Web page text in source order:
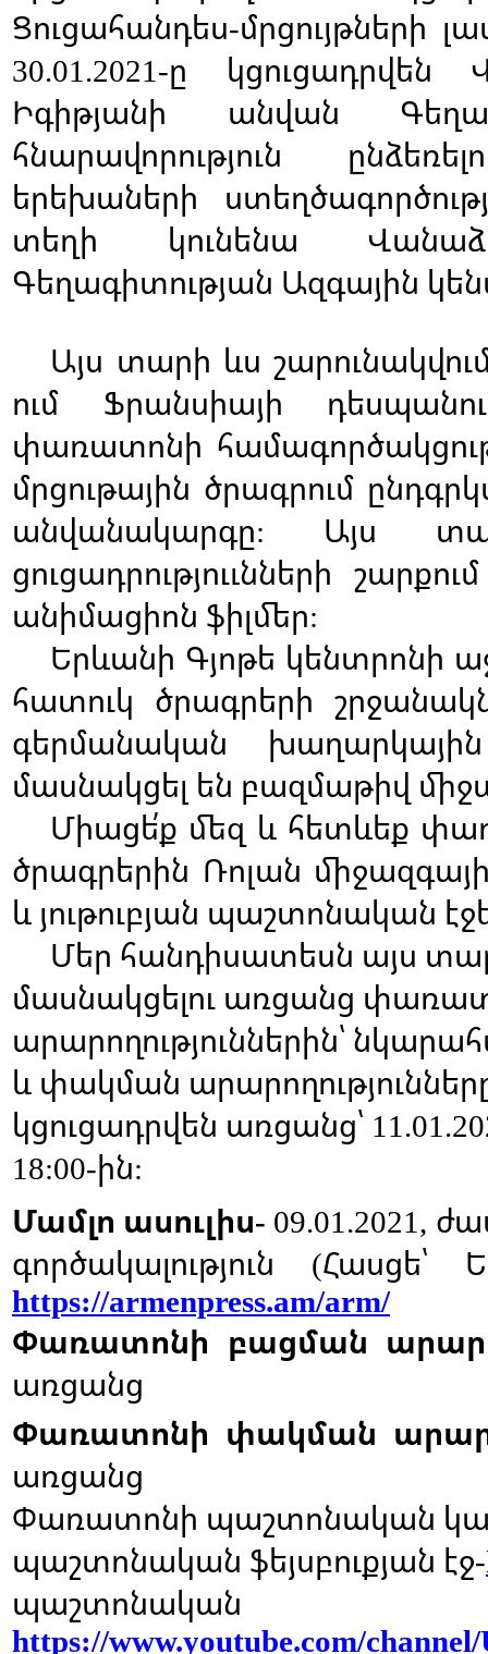
Ցուցահանդես-մրցույթների
30.01.2021-ը կցուցադրվեն
Իգիթյանի
անվան
հնարավորություն
երեխաների
տեղի
կունենա
Գեղագիտության Ազգային
Այս տարի ևս
ում
Ֆրանսիայի
փառատոնի
մրցութային ծրագրում
անվանակարգը: Այս
ցուցադրություւնների շարքում
անիմացիոն ֆիլմեր:
Երևանի Գյոթե կենտրոնի
հատուկ ծրագրերի
գերմանական
խաղարկային
մասնակցել են բազմաթիվ
Միացե՛ք մեզ և հետևեք
ծրագրերին Ռոլան
և յութուբյան պաշտոնական
Մեր հանդիսատեսն այս
մասնակցելու առցանց
արարողություններին՝
և փակման
կցուցադրվեն առցանց՝
18:00-ին:
Մամլո ասուլիս- 09.01.2021,
գործակալություն (Հասցե՝
https://armenpress.am/arm/
Փառատոնի բացման
առցանց
Փառատոնի փակման
առցանց
Փառատոնի պաշտոնական
պաշտոնական ֆեյսբուքյան էջ-
պաշտոնական
https://www.youtube.com/